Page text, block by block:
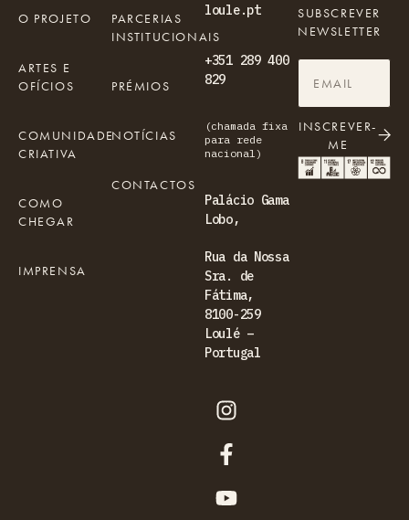
loule.pt
+351 289 400
829
(chamada fixa
para rede
nacional)
Palácio Gama
Lobo,
Rua da Nossa
Sra. de
Fátima,
8100-259
Loulé –
Portugal
O PROJETO
ARTES E
OFÍCIOS
COMUNIDADE
CRIATIVA
COMO
CHEGAR
IMPRENSA
PARCERIAS
INSTITUCIONAIS
PRÉMIOS
NOTÍCIAS
CONTACTOS
SUBSCREVER
NEWSLETTER
INSCREVER-
ME